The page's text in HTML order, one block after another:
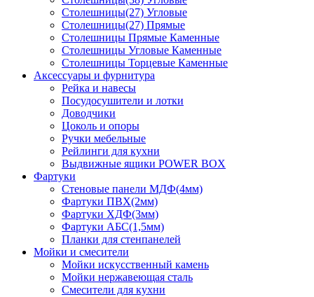
Столешницы(27) Угловые
Столешницы(27) Прямые
Столешницы Прямые Каменные
Столешницы Угловые Каменные
Столешницы Торцевые Каменные
Аксессуары и фурнитура
Рейка и навесы
Посудосушители и лотки
Доводчики
Цоколь и опоры
Ручки мебельные
Рейлинги для кухни
Выдвижные ящики POWER BOX
Фартуки
Стеновые панели МДФ(4мм)
Фартуки ПВХ(2мм)
Фартуки ХДФ(3мм)
Фартуки АБС(1,5мм)
Планки для стенпанелей
Мойки и смесители
Мойки искусственный камень
Мойки нержавеющая сталь
Смесители для кухни